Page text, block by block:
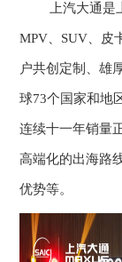
上汽大通
MPV、SUV、皮
户共创定制、雄
球73个国家和地
连续十一年销量
高端化的出海路
优势等。